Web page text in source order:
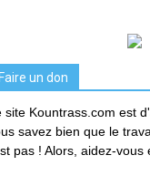
Faire un don
site Kountrass.com est
savez bien que le
pas ! Alors, aidez-vous